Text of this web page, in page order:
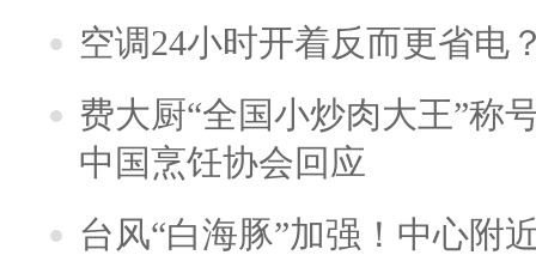
空调24小时开着反而更省电
费大厨“全国小炒肉大王”称
中国烹饪协会回应
台风“白海豚”加强！中心附